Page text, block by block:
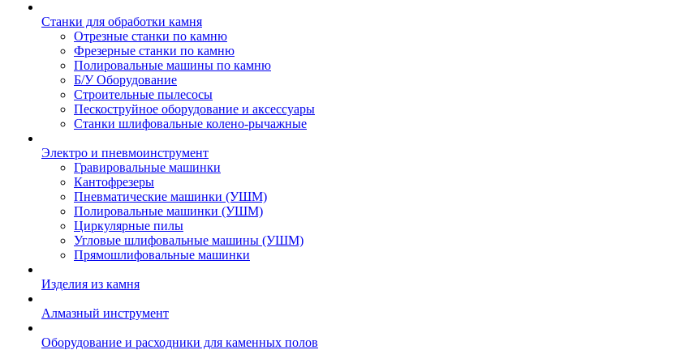
Станки для обработки камня
Отрезные станки по камню
Фрезерные станки по камню
Полировальные машины по камню
Б/У Оборудование
Строительные пылесосы
Пескоструйное оборудование и аксессуары
Станки шлифовальные колено-рычажные
Электро и пневмоинструмент
Гравировальные машинки
Кантофрезеры
Пневматические машинки (УШМ)
Полировальные машинки (УШМ)
Циркулярные пилы
Угловые шлифовальные машины (УШМ)
Прямошлифовальные машинки
Изделия из камня
Алмазный инструмент
Оборудование и расходники для каменных полов